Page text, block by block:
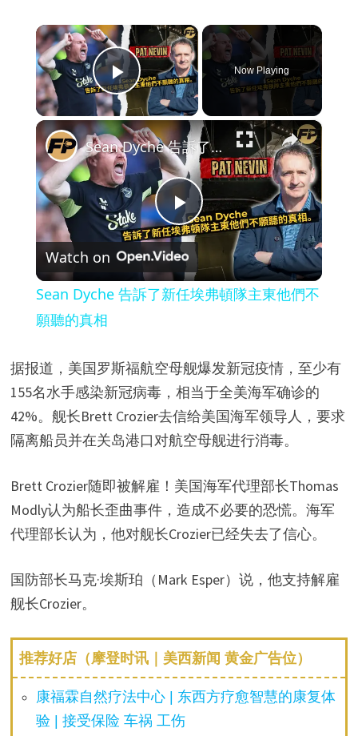
×
Play Video
Now Playing
×
P
l
y
V
d
Sean Dyche 告訴了新任埃弗頓隊主東他們不願聽的真相
Watch on
Sean Dyche 告訴了新任埃弗頓隊主東他們不
願聽的真相
据报道，美国罗斯福航空母舰爆发新冠疫情，至少有
155名水手感染新冠病毒，相当于全美海军确诊的
42%。舰长Brett Crozier去信给美国海军领导人，要求
隔离船员并在关岛港口对航空母舰进行消毒。
Brett Crozier随即被解雇！美国海军代理部长Thomas
Modly认为船长歪曲事件，造成不必要的恐慌。海军
代理部长认为，他对舰长Crozier已经失去了信心。
国防部长马克·埃斯珀（Mark Esper）说，他支持解雇
舰长Crozier。
推荐好店（摩登时讯｜美西新闻 黄金广告位）
康福霖自然疗法中心 | 东西方疗愈智慧的康复体
验 | 接受保险 车祸 工伤